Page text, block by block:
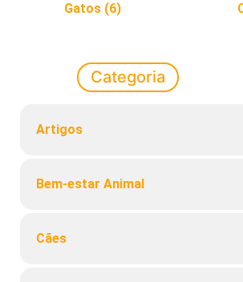
Gatos (6)
Categoria
Artigos
Bem-estar Animal
Cães